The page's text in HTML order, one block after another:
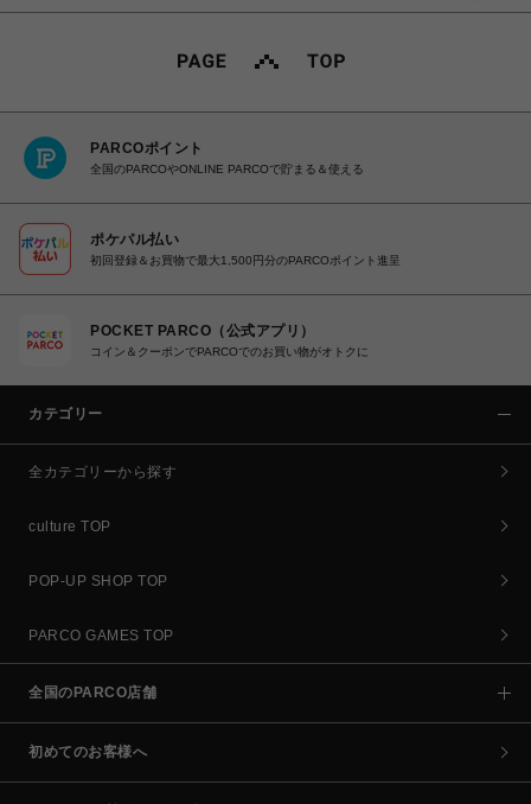
PARCOポイント
全国のPARCOやONLINE PARCOで貯まる＆使える
ポケパル払い
初回登録＆お買物で最大1,500円分のPARCOポイント進呈
POCKET PARCO（公式アプリ）
コイン＆クーポンでPARCOでのお買い物がオトクに
カテゴリー
全カテゴリーから探す
culture TOP
POP-UP SHOP TOP
PARCO GAMES TOP
全国のPARCO店舗
初めてのお客様へ